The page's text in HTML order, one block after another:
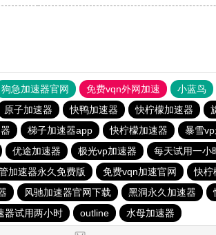
狗急加速器官网 免费vqn外网加速 小蓝鸟
原子加速器 快鸭加速器 快柠檬加速器
梯子加速器app 快柠檬加速器 暴雪
优途加速器 极光vp加速器 每天试用一小
加速器永久免费版 免费vqn加速官网 快柠
风驰加速器官网下载 黑洞永久加速器
器试用两小时 outline 水母加速器